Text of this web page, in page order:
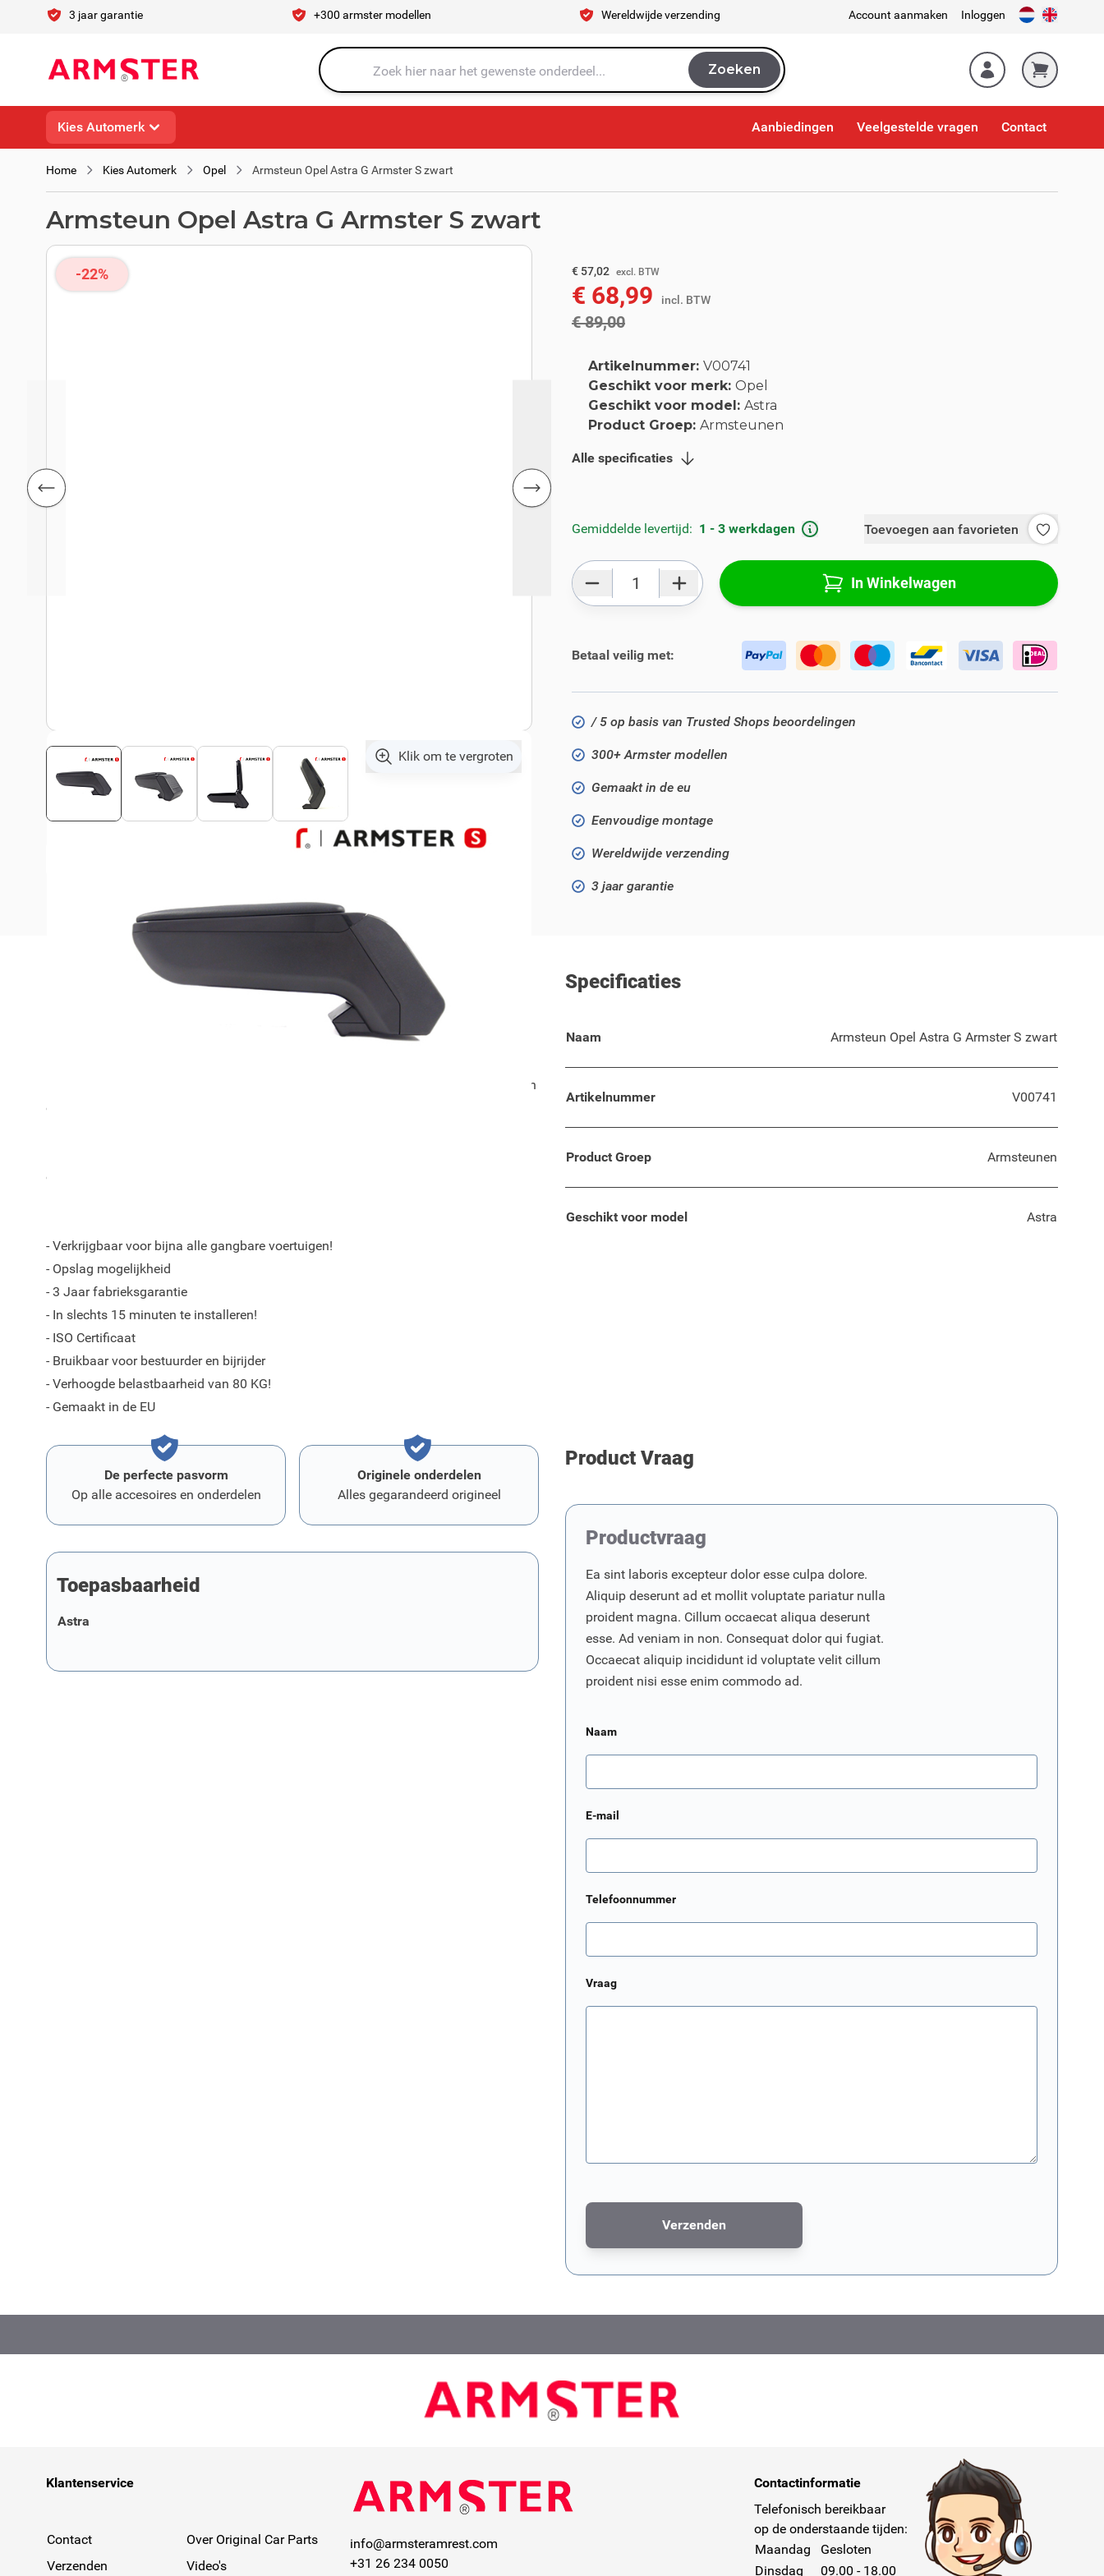
Ga naar de inhoud3 jaar garantie +300 armster modellen Wereldwijde verzending Account aanmaken Inloggen
Waar ben je naar op zoek? Zoek
Zoeken
Kies Automerk Aanbiedingen Veelgestelde vragen Contact
Home Kies Automerk Opel Armsteun Opel Astra G Armster S zwart
Armsteun Opel Astra G Armster S zwart
-22%
Klik om te vergroten
€ 57,02 excl. BTW
€ 73,55excl. BTW
€ 68,99 incl. BTW
€ 89,00incl. BTW
Artikelnummer: V00741
Geschikt voor merk: Opel
Geschikt voor model: Astra
Product Groep: Armsteunen
Alle specificaties
Gemiddelde levertijd: 1 - 3 werkdagen Toevoegen aan favorieten
Aantal In Winkelwagen
Betaal veilig met:
/ 5 op basis van Trusted Shops beoordelingen
300+ Armster modellen
Gemaakt in de eu
Eenvoudige montage
Wereldwijde verzending
3 jaar garantie
Beschrijving
Deze Armster S armsteun is geschikt voor alle Opel Astra G modellen!
De ArmSter™ S armsteun is een uniek automotive concept met comfort, flexibiliteit en
opbergruimte als kernwoorden.
ontwikkeld welke een goede pasvorm verzekerd in uw auto volgens de huidige
- Verkrijgbaar voor bijna alle gangbare voertuigen!
- Opslag mogelijkheid
- 3 Jaar fabrieksgarantie
- In slechts 15 minuten te installeren!
- ISO Certificaat
- Bruikbaar voor bestuurder en bijrijder
- Verhoogde belastbaarheid van 80 KG!
- Gemaakt in de EU
Specificaties
Naam Armsteun Opel Astra G Armster S zwart
Artikelnummer V00741
Product Groep Armsteunen
Geschikt voor model Astra
De perfecte pasvorm
Op alle accesoires en onderdelen
Originele onderdelen
Alles gegarandeerd origineel
Toepasbaarheid
Astra
Product Vraag
Productvraag
Ea sint laboris excepteur dolor esse culpa dolore.
Aliquip deserunt ad et mollit voluptate pariatur nulla
proident magna. Cillum occaecat aliqua deserunt
esse. Ad veniam in non. Consequat dolor qui fugiat.
Occaecat aliquip incididunt id voluptate velit cillum
proident nisi esse enim commodo ad.
Naam
E-mail
Telefoonnummer
Vraag
Verzenden
Dit formulier wordt beschermd door reCAPTCHA. Hetprivacybeleid van Googleen de
Klantenservice
Contact
Verzenden
Over Original Car Parts
Video's
info@armsteramrest.com
+31 26 234 0050
Contactinformatie
Telefonisch bereikbaar
op de onderstaande tijden:
Maandag
Gesloten
Dinsdag
09.00 - 18.00